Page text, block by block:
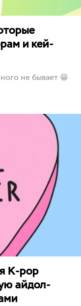
и кей-
не бывает 😁
K-pop
айдол-